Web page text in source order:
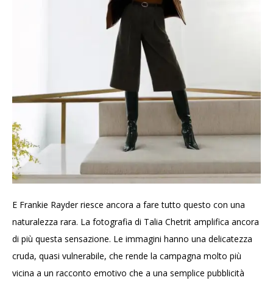
E Frankie Rayder riesce ancora a fare tutto questo con una
naturalezza rara. La fotografia di Talia Chetrit amplifica ancora
di più questa sensazione. Le immagini hanno una delicatezza
cruda, quasi vulnerabile, che rende la campagna molto più
vicina a un racconto emotivo che a una semplice pubblicità